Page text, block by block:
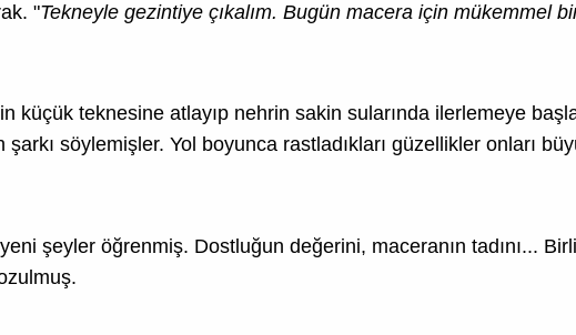
"Tekneyle gezintiye çıkalım. Bugün macera için mükemmel
küçük teknesine atlayıp nehrin sakin sularında ilerlemeye
şarkı söylemişler. Yol boyunca rastladıkları güzellikler onları
şeyler öğrenmiş. Dostluğun değerini, maceranın tadını...